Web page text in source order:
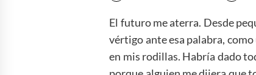
El futuro me aterra. Desde
vértigo ante esa palabra,
en mis rodillas. Habría dado